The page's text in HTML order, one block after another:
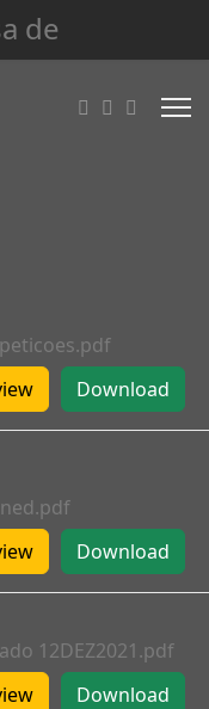
Download
Download
12DEZ2021.pdf
Download